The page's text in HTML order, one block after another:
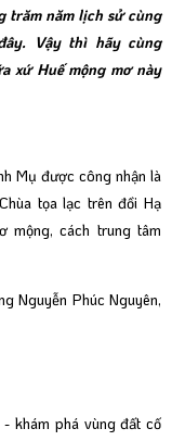
trăm năm lịch sử cùng
Vậy thì hãy cùng
xứ Huế mộng mơ này
Mụ được công nhận là
tọa lạc trên đồi Hạ
mộng, cách trung tâm
Nguyễn Phúc Nguyên,
khám phá vùng đất cố